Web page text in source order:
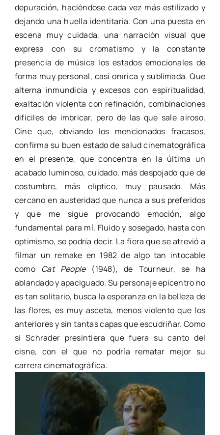
depuración, haciéndose cada vez más estilizado y
dejando una huella identitaria. Con una puesta en
escena muy cuidada, una narración visual que
expresa con su cromatismo y la constante
presencia de música los estados emocionales de
forma muy personal, casi onírica y sublimada. Que
alterna inmundicia y excesos con espiritualidad,
exaltación violenta con refinación, combinaciones
difíciles de imbricar, pero de las que sale airoso.
Cine que, obviando los mencionados fracasos,
confirma su buen estado de salud cinematográfica
en el presente, que concentra en la última un
acabado luminoso, cuidado, más despojado que de
costumbre, más elíptico, muy pausado. Más
cercano en austeridad que nunca a sus preferidos
y que me sigue provocando emoción, algo
fundamental para mí. Fluido y sosegado, hasta con
optimismo, se podría decir. La fiera que se atrevió a
filmar un remake en 1982 de algo tan intocable
como Cat People(1948), de Tourneur, se ha
ablandado y apaciguado. Su personaje epicentro no
es tan solitario, busca la esperanza en la belleza de
las flores, es muy asceta, menos violento que los
anteriores y sin tantas capas que escudriñar. Como
si Schrader presintiera que fuera su canto del
cisne, con el que no podría rematar mejor su
carrera cinematográfica.